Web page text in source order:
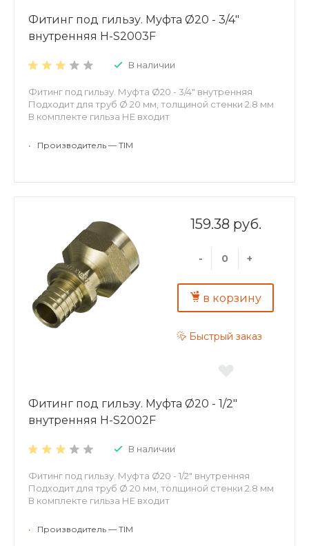
Фитинг под гильзу. Муфта Ø20 - 3/4"
внутренняя H-S2003F
В наличии
Фитинг под гильзу. Муфта Ø20 - 3/4" внутренняя
Подходит для труб Ø 20 мм, толщиной стенки 2.8 мм
В комплекте гильза НЕ входит
• Производитель — TIM
159.38 руб.
- +
в корзину
Быстрый заказ
Фитинг под гильзу. Муфта Ø20 - 1/2"
внутренняя H-S2002F
В наличии
Фитинг под гильзу. Муфта Ø20 - 1/2" внутренняя
Подходит для труб Ø 20 мм, толщиной стенки 2.8 мм
В комплекте гильза НЕ входит
• Производитель — TIM